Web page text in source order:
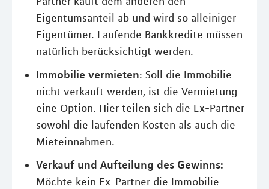
Eigentumsanteil ab und wird so alleiniger
Eigentümer. Laufende Bankkredite müssen
natürlich berücksichtigt werden.
Immobilie vermieten: Soll die Immobilie
nicht verkauft werden, ist die Vermietung
eine Option. Hier teilen sich die Ex-Partner
sowohl die laufenden Kosten als auch die
Mieteinnahmen.
Verkauf und Aufteilung des Gewinns:
Möchte kein Ex-Partner die Immobilie